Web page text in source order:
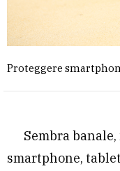
Proteggere
Sembra
smartphone,